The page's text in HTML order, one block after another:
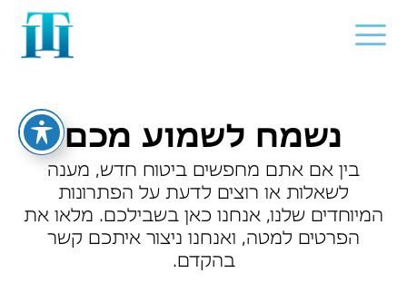
נשמח לשמוע מכם
בין אם אתם מחפשים ביטוח חדש, מענה
לשאלות או רוצים לדעת על הפתרונות
המיוחדים שלנו, אנחנו כאן בשבילכם. מלאו את
הפרטים למטה, ואנחנו ניצור איתכם קשר
בהקדם.